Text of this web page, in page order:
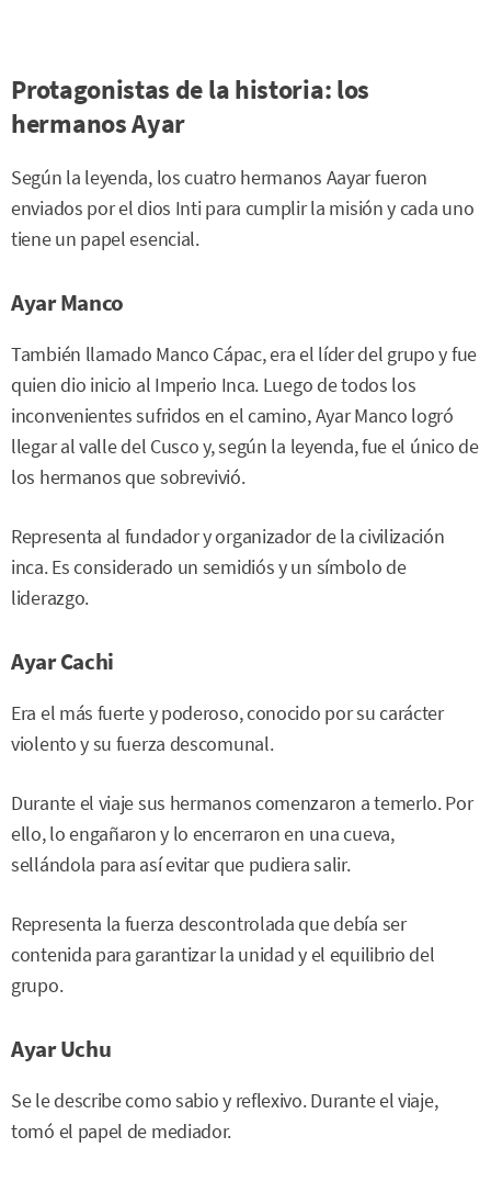
Protagonistas de la historia: los
hermanos Ayar
Según la leyenda, los cuatro hermanos Aayar fueron
enviados por el dios Inti para cumplir la misión y cada uno
tiene un papel esencial.
Ayar Manco
También llamado Manco Cápac, era el líder del grupo y fue
quien dio inicio al Imperio Inca. Luego de todos los
inconvenientes sufridos en el camino, Ayar Manco logró
llegar al valle del Cusco y, según la leyenda, fue el único de
los hermanos que sobrevivió.
Representa al fundador y organizador de la civilización
inca. Es considerado un semidiós y un símbolo de
liderazgo.
Ayar Cachi
Era el más fuerte y poderoso, conocido por su carácter
violento y su fuerza descomunal.
Durante el viaje sus hermanos comenzaron a temerlo. Por
ello, lo engañaron y lo encerraron en una cueva,
sellándola para así evitar que pudiera salir.
Representa la fuerza descontrolada que debía ser
contenida para garantizar la unidad y el equilibrio del
grupo.
Ayar Uchu
Se le describe como sabio y reflexivo. Durante el viaje,
tomó el papel de mediador.